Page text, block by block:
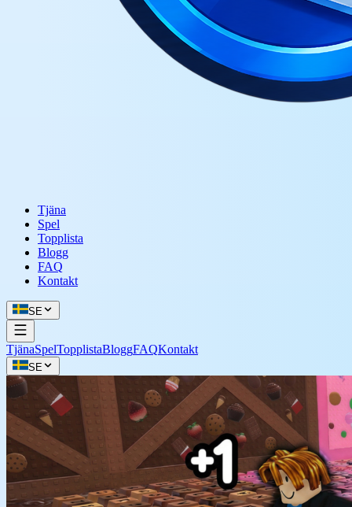
Tjäna
Spel
Topplista
Blogg
FAQ
Kontakt
SE
TjänaSpelTopplistaBloggFAQKontakt
SE